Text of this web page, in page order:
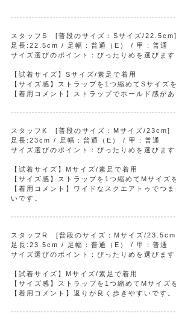
スタッフS [普段のサイズ：Sサイズ/22.5cm]
足長:22.5cm / 足幅：普通（E） / 甲：普通
サイズ選びのポイント：ぴったりめを選びます
【試着サイズ】Sサイズ/素足で着用
【サイズ感】ストラップを1つ縮めてSサイズ
【着用コメント】ストラップでホールド感があ
スタッフK [普段のサイズ：Mサイズ/23cm]
足長:23cm / 足幅：普通（E） / 甲：普通
サイズ選びのポイント：ぴったりめを選びます
【試着サイズ】Mサイズ/素足で着用
【サイズ感】ストラップを1つ縮めてMサイズ
【着用コメント】ワイドなスクエアトゥでつ
いです。
スタッフR [普段のサイズ：Mサイズ/
足長:23.5cm / 足幅：普通（E） / 甲：普通
サイズ選びのポイント：ぴったりめを選びます
【試着サイズ】Mサイズ/素足で着用
【サイズ感】ストラップを1つ縮めてMサイズ
【着用コメント】返りが良く歩きやすいです。